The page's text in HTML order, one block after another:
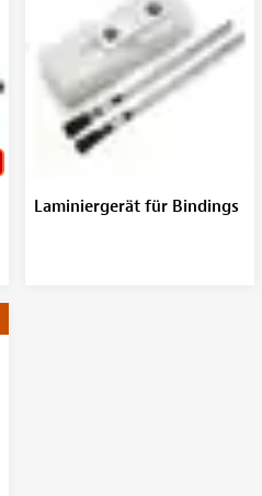
Laminiergerät für Bindings